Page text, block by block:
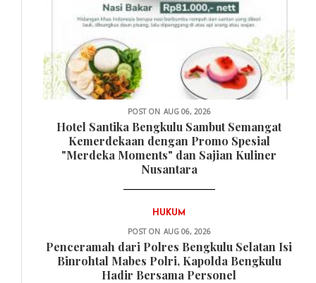
POST ON AUG 06, 2026
Hotel Santika Bengkulu Sambut Semangat
Kemerdekaan dengan Promo Spesial
"Merdeka Moments" dan Sajian Kuliner
Nusantara
HUKUM
POST ON AUG 06, 2026
Penceramah dari Polres Bengkulu Selatan Isi
Binrohtal Mabes Polri, Kapolda Bengkulu
Hadir Bersama Personel